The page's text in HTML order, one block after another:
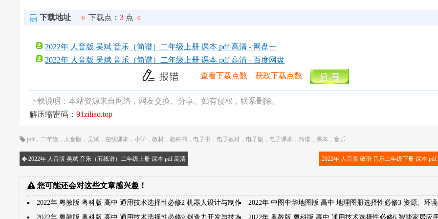
下载地址 下载点：3 点
2022年 人音版 吴斌 音乐（简谱）二年级上册 课本 pdf 高清 - 网盘一
2022年 人音版 吴斌 音乐（简谱）二年级上册 课本 pdf 高清 - 百度网盘
查看下载点数
获取下载点数
下载说明：本站资源来自网络，网友交换、分享。如有侵权，联系删除。
解压缩密码：91ziliao.top
pdf ，二年级 ， 人音版 ，吴斌 ，在线课本 ，小学 ，教材 ，教科书 ， 电子书 ， 电子教材 ， 电子版 ， 电子课本 ，简谱 ，课本 ，音乐
2022年 人音版 吴斌 音乐（五线谱）二年级上册 课本 pdf 高清 2022年 人音版 敬谱 音乐二年级下册 课本 pdf
您可能还会对这些文章感兴趣！
2022年 粤教版 粤科版 高中 通用技术选择性必修2 机器人设计与制作
2022年 中图中华地图版 高中 地理图册选择性必修3 资源、环境
2022年 粤教版 粤科版 高中 通用技术选择性必修9 创造力开发与技术发明2022年 粤教版 粤科版 高中 通用技术选择性必修6 智能家居应